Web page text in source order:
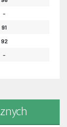
-
91
92
-